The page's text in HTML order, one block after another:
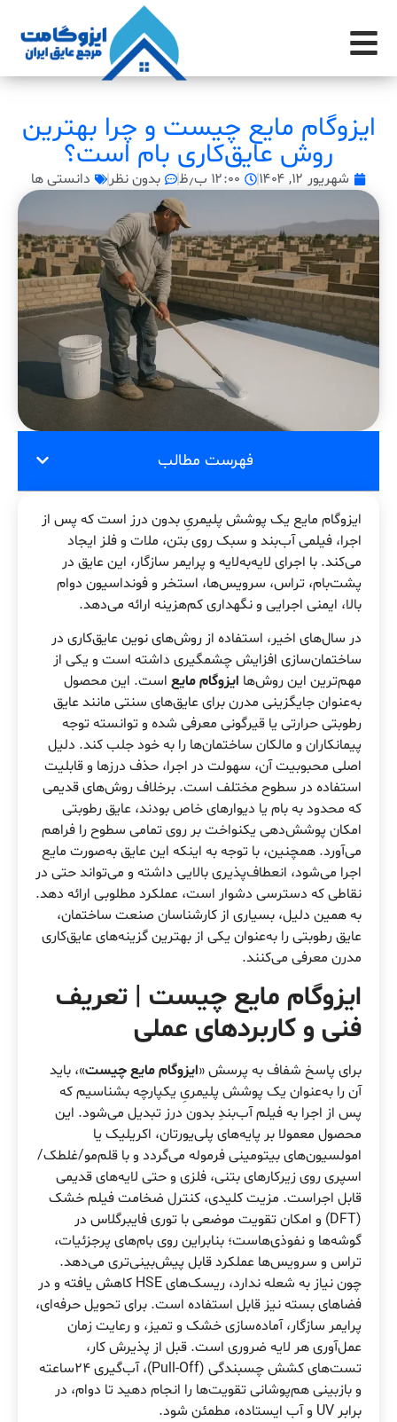
ایزوگام مایع چیست و چرا بهترین
روش عایق‌کاری بام است؟
شهریور ۱۲, ۱۴۰۴ ۱۲:۰۰ ب٫ظ بدون نظر دانستی ها
فهرست مطالب
ایزوگام مایع یک پوشش پلیمریِ بدون درز است که پس از
اجرا، فیلمی آب‌بند و سبک روی بتن، ملات و فلز ایجاد
می‌کند. با اجرای لایه‌به‌لایه و پرایمر سازگار، این عایق در
پشت‌بام، تراس، سرویس‌ها، استخر و فونداسیون دوام
بالا، ایمنی اجرایی و نگهداری کم‌هزینه ارائه می‌دهد.
در سال‌های اخیر، استفاده از روش‌های نوین عایق‌کاری در
ساختمان‌سازی افزایش چشمگیری داشته است و یکی از
مهم‌ترین این روش‌ها ایزوگام مایع است. این محصول
به‌عنوان جایگزینی مدرن برای عایق‌های سنتی مانند عایق
رطوبتی حرارتی یا قیرگونی معرفی شده و توانسته توجه
پیمانکاران و مالکان ساختمان‌ها را به خود جلب کند. دلیل
اصلی محبوبیت آن، سهولت در اجرا، حذف درزها و قابلیت
استفاده در سطوح مختلف است. برخلاف روش‌های قدیمی
که محدود به بام یا دیوارهای خاص بودند، عایق رطوبتی
امکان پوشش‌دهی یکنواخت بر روی تمامی سطوح را فراهم
می‌آورد. همچنین، با توجه به اینکه این عایق به‌صورت مایع
اجرا می‌شود، انعطاف‌پذیری بالایی داشته و می‌تواند حتی در
نقاطی که دسترسی دشوار است، عملکرد مطلوبی ارائه دهد.
به همین دلیل، بسیاری از کارشناسان صنعت ساختمان،
عایق رطوبتی را به‌عنوان یکی از بهترین گزینه‌های عایق‌کاری
مدرن معرفی می‌کنند.
ایزوگام مایع چیست | تعریف
فنی و کاربردهای عملی
برای پاسخ شفاف به پرسش «ایزوگام مایع چیست»، باید
آن را به‌عنوان یک پوشش پلیمریِ یکپارچه بشناسیم که
پس از اجرا به فیلم آب‌بندِ بدون درز تبدیل می‌شود. این
محصول معمولا بر پایه‌های پلی‌یورتان، اکریلیک یا
امولسیون‌های بیتومینی فرموله می‌گردد و با قلم‌مو/غلطک/
اسپری روی زیرکارهای بتنی، فلزی و حتی لایه‌های قدیمی
قابل اجراست. مزیت کلیدی، کنترل ضخامت فیلم خشک
(DFT) و امکان تقویت موضعی با توری فایبرگلاس در
گوشه‌ها و نفوذی‌هاست؛ بنابراین روی بام‌های پرجزئیات،
تراس و سرویس‌ها عملکرد قابل پیش‌بینی‌تری می‌دهد.
چون نیاز به شعله ندارد، ریسک‌های HSE کاهش یافته و در
فضاهای بسته نیز قابل استفاده است. برای تحویل حرفه‌ای،
پرایمر سازگار، آماده‌سازی خشک و تمیز، و رعایت زمان
عمل‌آوری هر لایه ضروری است. قبل از پذیرش کار،
تست‌های کشش چسبندگی (Pull-Off)، آب‌گیری ۲۴ساعته
و بازبینی هم‌پوشانی تقویت‌ها را انجام دهید تا دوام، در
برابر UV و آب ایستاده، مطمئن شود.